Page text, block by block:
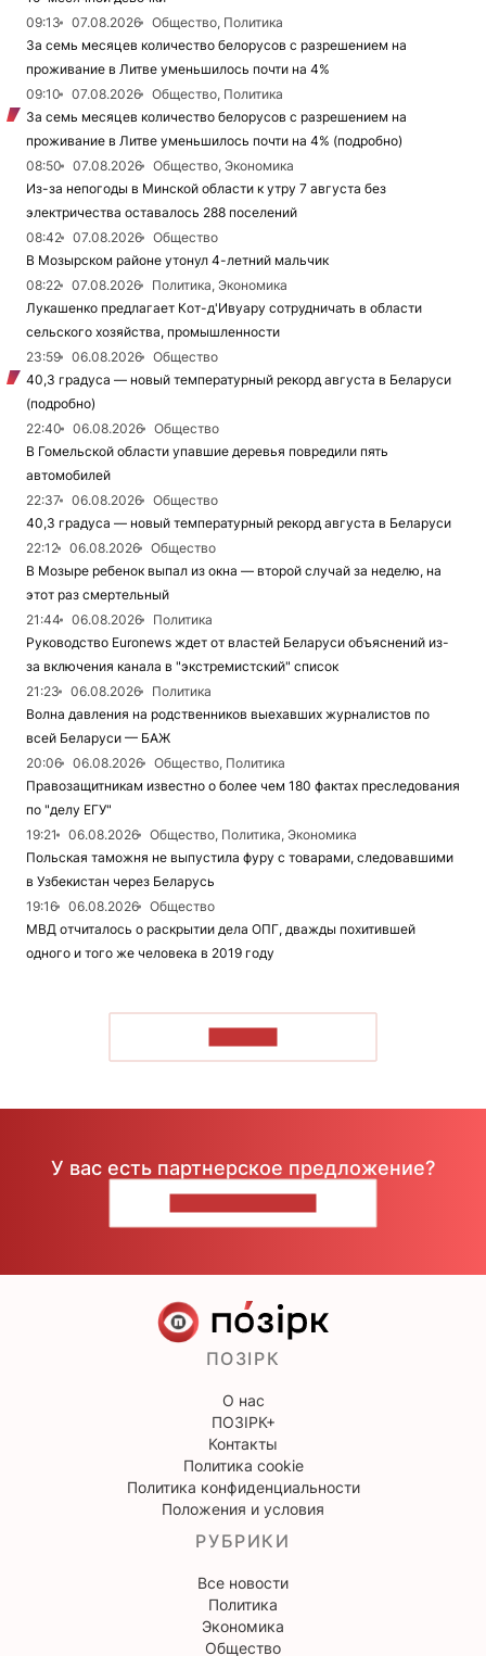
09:13
07.08.2026
Общество, Политика
За семь месяцев количество белорусов с разрешением на
проживание в Литве уменьшилось почти на 4%
09:10
07.08.2026
Общество, Политика
За семь месяцев количество белорусов с разрешением на
проживание в Литве уменьшилось почти на 4% (подробно)
08:50
07.08.2026
Общество, Экономика
Из-за непогоды в Минской области к утру 7 августа без
электричества оставалось 288 поселений
08:42
07.08.2026
Общество
В Мозырском районе утонул 4-летний мальчик
08:22
07.08.2026
Политика, Экономика
Лукашенко предлагает Кот-д'Ивуару сотрудничать в области
сельского хозяйства, промышленности
23:59
06.08.2026
Общество
40,3 градуса — новый температурный рекорд августа в Беларуси
(подробно)
22:40
06.08.2026
Общество
В Гомельской области упавшие деревья повредили пять
автомобилей
22:37
06.08.2026
Общество
40,3 градуса — новый температурный рекорд августа в Беларуси
22:12
06.08.2026
Общество
В Мозыре ребенок выпал из окна — второй случай за неделю, на
этот раз смертельный
21:44
06.08.2026
Политика
Руководство Euronews ждет от властей Беларуси объяснений из-
за включения канала в "экстремистский" список
21:23
06.08.2026
Политика
Волна давления на родственников выехавших журналистов по
всей Беларуси — БАЖ
20:06
06.08.2026
Общество, Политика
Правозащитникам известно о более чем 180 фактах преследования
по "делу ЕГУ"
19:21
06.08.2026
Общество, Политика, Экономика
Польская таможня не выпустила фуру с товарами, следовавшими
в Узбекистан через Беларусь
19:16
06.08.2026
Общество
МВД отчиталось о раскрытии дела ОПГ, дважды похитившей
одного и того же человека в 2019 году
У вас есть партнерское предложение?
ПОЗІРК
О нас
ПОЗІРК+
Контакты
Политика cookie
Политика конфиденциальности
Положения и условия
РУБРИКИ
Все новости
Политика
Экономика
Общество